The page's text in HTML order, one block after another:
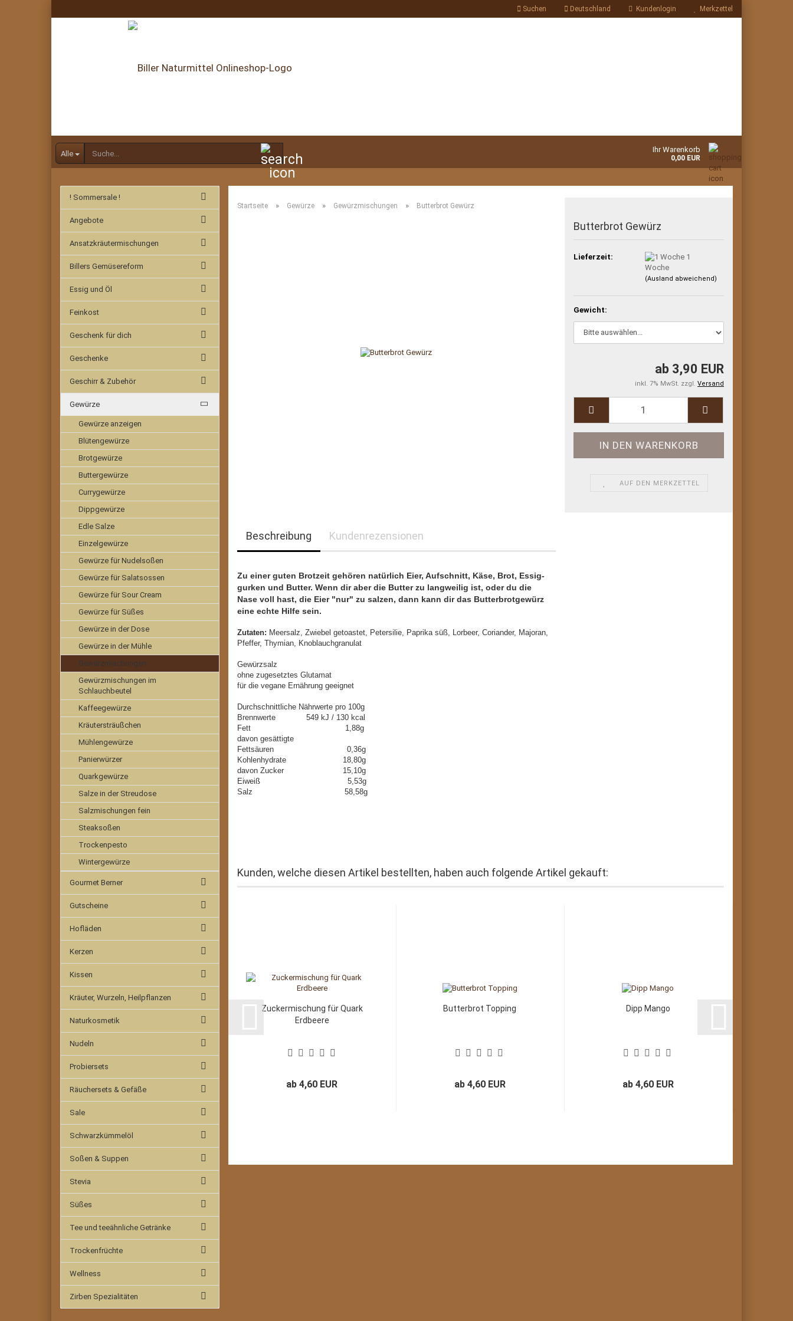
Suchen Deutschland Kundenlogin Merkzettel
Alle Ihr Warenkorb
0,00 EUR
Startseite » Gewürze » Gewürzmischungen » Butterbrot Gewürz
Butterbrot Gewürz
Lieferzeit:
1
Woche
(Ausland abweichend)
Gewicht:
ab 3,90 EUR
inkl. 7% MwSt. zzgl. Versand
AUF DEN MERKZETTEL
Beschreibung Kundenrezensionen
Zu einer guten Brotzeit gehören natürlich Eier, Aufschnitt, Käse, Brot, Essig-
gurken und Butter. Wenn dir aber die Butter zu langweilig ist, oder du die
Nase voll hast, die Eier "nur" zu salzen, dann kann dir das Butterbrotgewürz
eine echte Hilfe sein.
Zutaten: Meersalz, Zwiebel getoastet, Petersilie, Paprika süß, Lorbeer, Coriander, Majoran,
Pfeffer, Thymian, Knoblauchgranulat
Gewürzsalz
ohne zugesetztes Glutamat
für die vegane Ernährung geeignet
Durchschnittliche Nährwerte pro 100g
Brennwerte 549 kJ / 130 kcal
Fett 1,88g
davon gesättigte
Fettsäuren 0,36g
Kohlenhydrate 18,80g
davon Zucker 15,10g
Eiweiß 5,53g
Salz 58,58g
Kunden, welche diesen Artikel bestellten, haben auch folgende Artikel gekauft:
Zuckermischung für Quark
Erdbeere
ab 4,60 EUR
Butterbrot Topping
ab 4,60 EUR
Dipp Mango
ab 4,60 EUR
! Sommersale !
Angebote
Ansatzkräutermischungen
Billers Gemüsereform
Essig und Öl
Feinkost
Geschenk für dich
Geschenke
Geschirr & Zubehör
Gewürze
Gewürze anzeigen
Blütengewürze
Brotgewürze
Buttergewürze
Currygewürze
Dippgewürze
Edle Salze
Einzelgewürze
Gewürze für Nudelsoßen
Gewürze für Salatsossen
Gewürze für Sour Cream
Gewürze für Süßes
Gewürze in der Dose
Gewürze in der Mühle
Gewürzmischungen
Gewürzmischungen im
Schlauchbeutel
Kaffeegewürze
Kräutersträußchen
Mühlengewürze
Panierwürzer
Quarkgewürze
Salze in der Streudose
Salzmischungen fein
Steaksoßen
Trockenpesto
Wintergewürze
Gourmet Berner
Gutscheine
Hofläden
Kerzen
Kissen
Kräuter, Wurzeln, Heilpflanzen
Naturkosmetik
Nudeln
Probiersets
Räuchersets & Gefäße
Sale
Schwarzkümmelöl
Soßen & Suppen
Stevia
Süßes
Tee und teeähnliche Getränke
Trockenfrüchte
Wellness
Zirben Spezialitäten